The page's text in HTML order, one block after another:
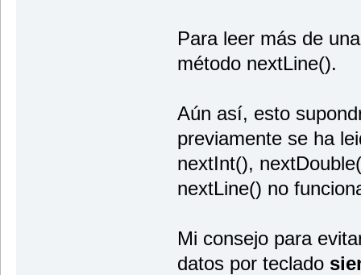
Para leer más de
método nextLine().
Aún así, esto
previamente se ha
nextInt(),
nextLine() no
Mi consejo para
datos por teclado